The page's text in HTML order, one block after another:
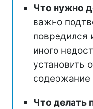
Что нужно
важно
повредился
иного
установить
содержание
Что делать